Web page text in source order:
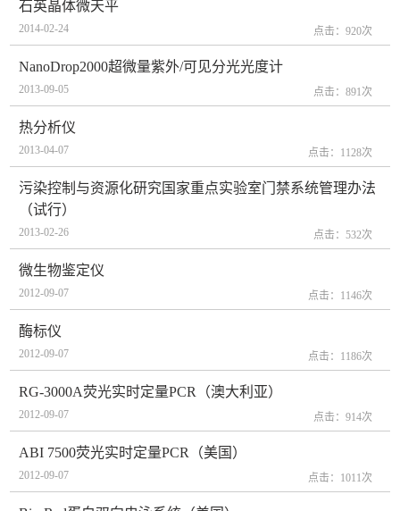
石英晶体微天平
2014-02-24 点击： 920次
NanoDrop2000超微量紫外/可见分光光度计
2013-09-05 点击： 891 次
热分析仪
2013-04-07 点击： 1128次
污染控制与资源化研究国家重点实验室门禁系统管理办法
（试行）
2013-02-26 点击： 532次
微生物鉴定仪
2012-09-07 点击： 1146次
酶标仪
2012-09-07 点击： 1186次
RG-3000A荧光实时定量PCR（澳大利亚）
2012-09-07 点击： 914次
ABI 7500荧光实时定量PCR（美国）
2012-09-07 点击： 1011 次